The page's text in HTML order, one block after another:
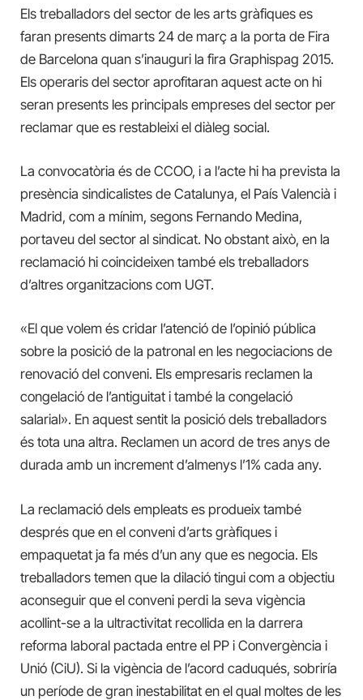
Els treballadors del sector de les arts gràfiques es
faran presents dimarts 24 de març a la porta de Fira
de Barcelona quan s’inauguri la fira Graphispag 2015.
Els operaris del sector aprofitaran aquest acte on hi
seran presents les principals empreses del sector per
reclamar que es restableixi el diàleg social.
La convocatòria és de CCOO, i a l’acte hi ha prevista la
presència sindicalistes de Catalunya, el País Valencià i
Madrid, com a mínim, segons Fernando Medina,
portaveu del sector al sindicat. No obstant això, en la
reclamació hi coincideixen també els treballadors
d’altres organitzacions com UGT.
«El que volem és cridar l’atenció de l’opinió pública
sobre la posició de la patronal en les negociacions de
renovació del conveni. Els empresaris reclamen la
congelació de l’antiguitat i també la congelació
salarial». En aquest sentit la posició dels treballadors
és tota una altra. Reclamen un acord de tres anys de
durada amb un increment d’almenys l’1% cada any.
La reclamació dels empleats es produeix també
després que en el conveni d’arts gràfiques i
empaquetat ja fa més d’un any que es negocia. Els
treballadors temen que la dilació tingui com a objectiu
aconseguir que el conveni perdi la seva vigència
acollint-se a la ultractivitat recollida en la darrera
reforma laboral pactada entre el PP i Convergència i
Unió (CiU). Si la vigència de l’acord caduqués, sobriría
un període de gran inestabilitat en el qual moltes de les